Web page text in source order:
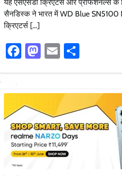
यह एसएसडी क्रिएटर्स और प्रोफेशनल्स के
सैनडिस्क ने भारत में WD Blue
क्रिएटर्स […]
Facebook
Mastodon
Email